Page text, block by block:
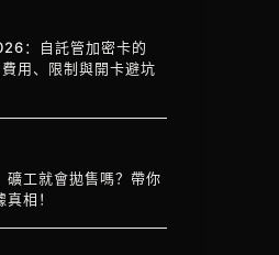
：自託管加密卡的
用、限制與開卡避坑
礦工就會拋售嗎？帶你
相！